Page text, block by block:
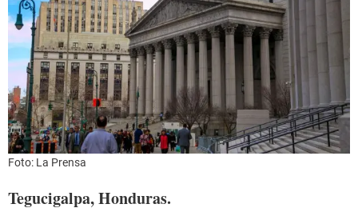
Foto: La Prensa
Tegucigalpa, Honduras.